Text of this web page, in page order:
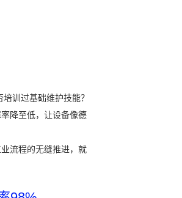
训过基础维护技能？
降至低，让设备像德
流程的无缝推进，就